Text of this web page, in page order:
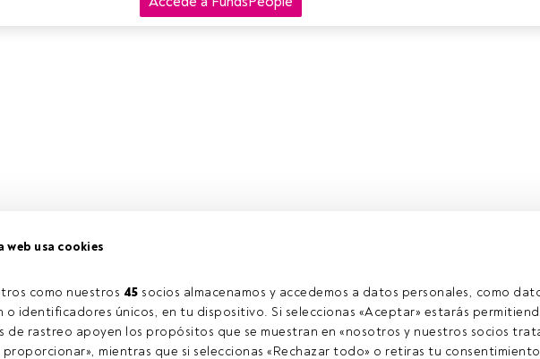
web usa cookies
como nuestros 45 socios almacenamos y accedemos a datos personales, como
o identificadores únicos, en tu dispositivo. Si seleccionas «Aceptar» estarás
de rastreo apoyen los propósitos que se muestran en «nosotros y nuestros socios
mientras que si seleccionas «Rechazar todo» o retiras tu